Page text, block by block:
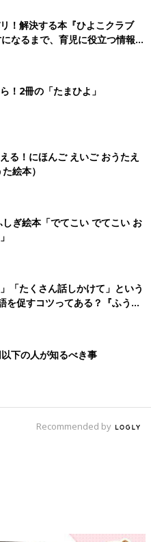
！解決する本『ひよこクラブ
なるまで、育児に役立つ情報が
！2冊の「たまひよ」
る！にほんご えいご おうたえ
絵本）
ぎ絵本「でてこい でてこい お
「たくさん話しかけて」という
促すコツってある？『ふうふ
下の人が知るべき事
Recommended by